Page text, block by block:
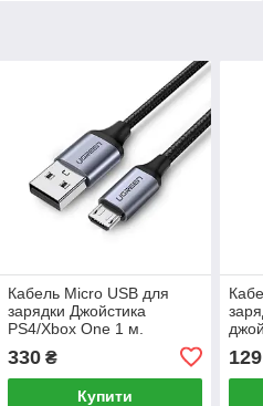
Кабель Micro USB для
зарядки Джойстика
PS4/Xbox One 1 м.
330₴
Купити
129